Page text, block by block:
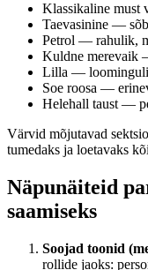
Klassikaline must
Taevasinine —
Petrol — rahulik,
Kuldne merevaik
Lilla —
Soe roosa —
Helehall taust —
Värvid mõjutavad
tumedaks ja loetavaks
Näpunäiteid
saamiseks
Soojad toonid
rollide jaoks: